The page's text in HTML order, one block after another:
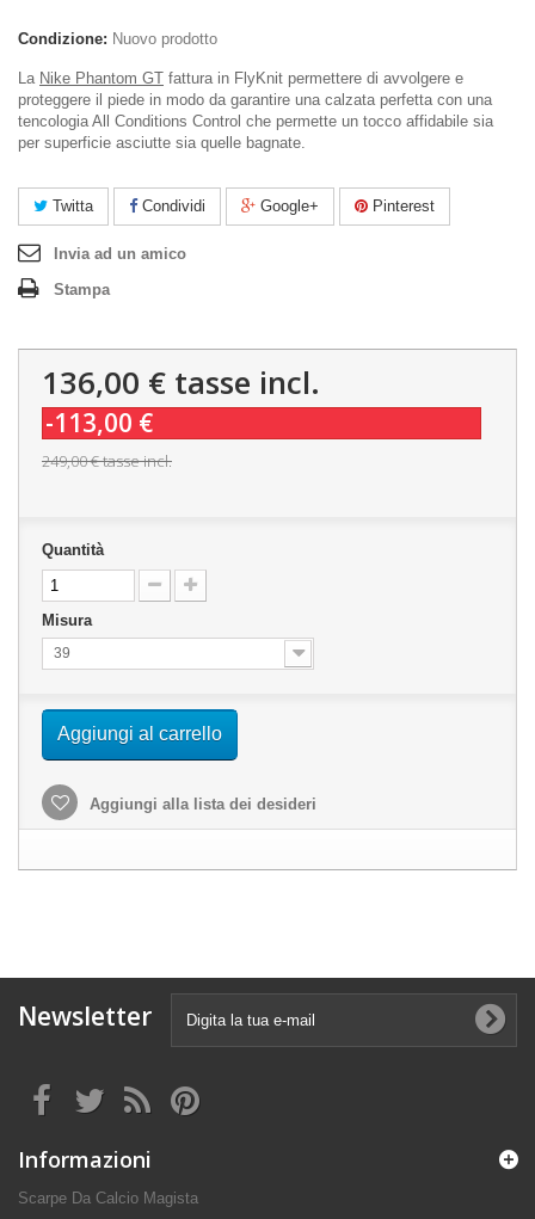
Condizione: Nuovo prodotto
La Nike Phantom GT fattura in FlyKnit permettere di avvolgere e
proteggere il piede in modo da garantire una calzata perfetta con una
tencologia All Conditions Control che permette un tocco affidabile sia
per superficie asciutte sia quelle bagnate.
Twitta Condividi Google+ Pinterest
Invia ad un amico
Stampa
136,00 € tasse incl.
-113,00 €
249,00 €tasse incl.
Quantità
Misura
39
Aggiungi al carrello
Aggiungi alla lista dei desideri
Newsletter
Informazioni
Scarpe Da Calcio Magista